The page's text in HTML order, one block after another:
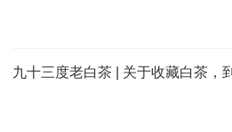
九十三度老白茶 | 关于收藏白茶，